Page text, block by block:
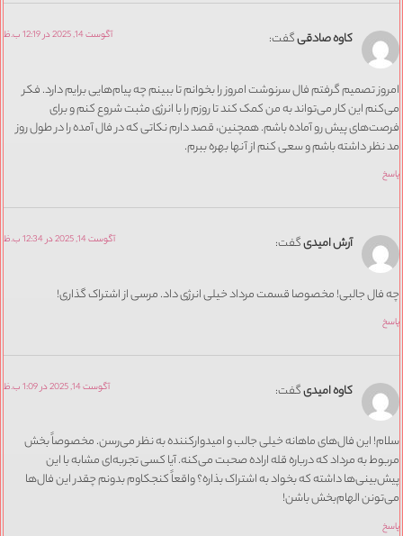
کاوه صادقی گفت: آگوست 14, 2025 در 12:19 ب.ظ
امروز تصمیم گرفتم فال سرنوشت امروز را بخوانم تا ببینم چه پیام‌هایی برایم دارد. فکر
می‌کنم این کار می‌تواند به من کمک کند تا روزم را با انرژی مثبت شروع کنم و برای
فرصت‌های پیش رو آماده باشم. همچنین، قصد دارم نکاتی که در فال آمده را در طول روز
مد نظر داشته باشم و سعی کنم از آنها بهره ببرم.
پاسخ
آرش امیدی گفت: آگوست 14, 2025 در 12:34 ب.ظ
چه فال جالبی! مخصوصا قسمت مرداد خیلی انرژی داد. مرسی از اشتراک گذاری!
پاسخ
کاوه امیدی گفت: آگوست 14, 2025 در 1:09 ب.ظ
سلام! این فال‌های ماهانه خیلی جالب و امیدوارکننده به نظر می‌رسن. مخصوصاً بخش
مربوط به مرداد که درباره قله اراده صحبت می‌کنه. آیا کسی تجربه‌ای مشابه با این
پیش‌بینی‌ها داشته که بخواد به اشتراک بذاره؟ واقعاً کنجکاوم بدونم چقدر این فال‌ها
می‌تونن الهام‌بخش باشن!
پاسخ